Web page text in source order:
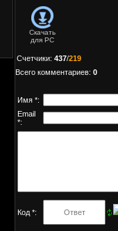
Скачать
дляPC
Счетчики: 437/219
Всего комментариев: 0
Имя *:
Email
*:
Код *: